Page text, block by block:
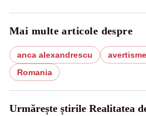
Mai multe articole despre
anca alexandrescu
Romania
Urmărește știrile Realitatea